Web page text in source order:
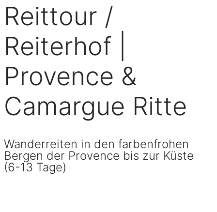
Reittour /
Reiterhof |
Provence &
Camargue Ritte
Wanderreiten in den farbenfrohen
Bergen der Provence bis zur Küste
(6-13 Tage)